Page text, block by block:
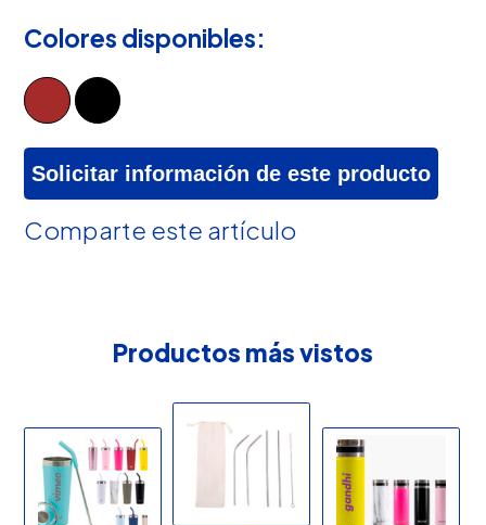
Colores disponibles:
Solicitar información de este producto
Comparte este artículo
Productos más vistos